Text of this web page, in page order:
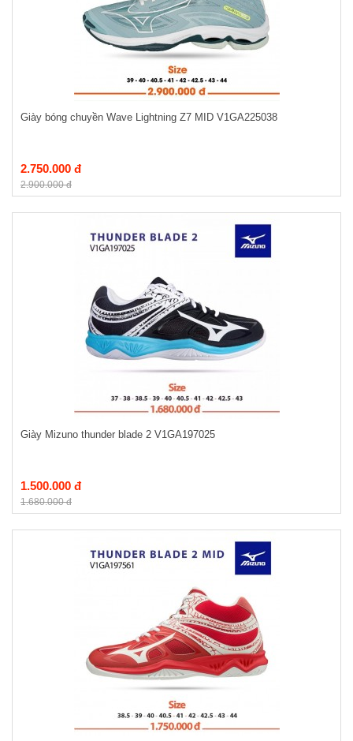
Giày bóng chuyền Wave Lightning Z7 MID V1GA225038
2.750.000 đ
2.900.000 đ
Giày Mizuno thunder blade 2 V1GA197025
1.500.000 đ
1.680.000 đ